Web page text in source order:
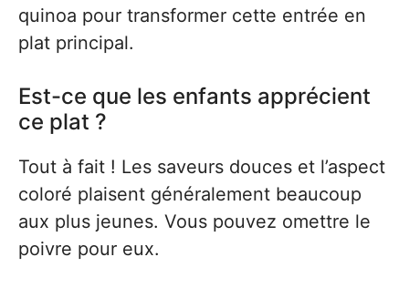
quinoa pour transformer cette entrée en
plat principal.
Est-ce que les enfants apprécient
ce plat ?
Tout à fait ! Les saveurs douces et l’aspect
coloré plaisent généralement beaucoup
aux plus jeunes. Vous pouvez omettre le
poivre pour eux.